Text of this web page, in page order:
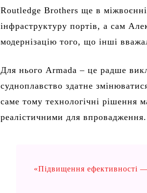
Routledge Brothers ще в
інфраструктуру портів, а сам
модернізацію того, що інші
Для нього Armada – це радше
судноплавство здатне
саме тому технологічні рішення
реалістичними для впровадження.
«Підвищення ефективності